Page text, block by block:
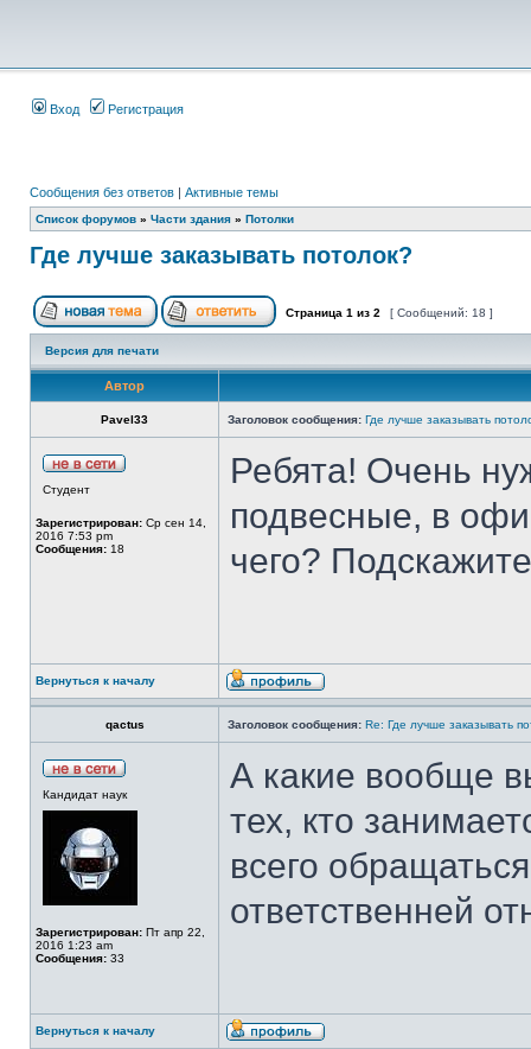
Вход Регистрация
Сообщения без ответов | Активные темы
Список форумов » Части здания » Потолки
Где лучше заказывать потолок?
Страница 1 из 2 [ Сообщений: 18 ]
Версия для печати
Автор
Pavel33 Заголовок сообщения: Где лучше заказывать
Студент
Зарегистрирован: Ср сен 14,
2016 7:53 pm
Сообщения: 18
Ребята! Очень
подвесные, в
чего?
Вернуться к началу
qactus Заголовок сообщения: Re: Где лучше заказывать
Кандидат наук
Зарегистрирован: Пт апр 22,
2016 1:23 am
Сообщения: 33
А какие вообще
тех, кто
всего
ответственней
Вернуться к началу